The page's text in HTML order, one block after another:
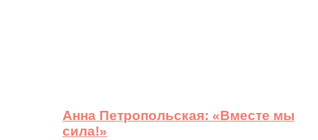
Анна Петропольская: «Вместе мы
сила!»